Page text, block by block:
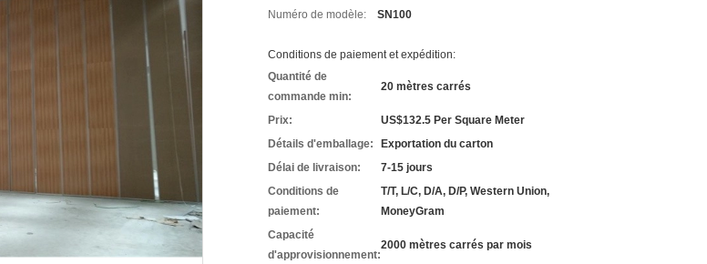
Numéro de modèle:
SN100
Conditions de paiement et expédition:
Quantité de
commande min:
20 mètres carrés
Prix:
US$132.5 Per Square Meter
Détails d'emballage:
Exportation du carton
Délai de livraison:
7-15 jours
Conditions de
paiement:
T/T, L/C, D/A, D/P, Western Union,
MoneyGram
Capacité
d'approvisionnement:
2000 mètres carrés par mois